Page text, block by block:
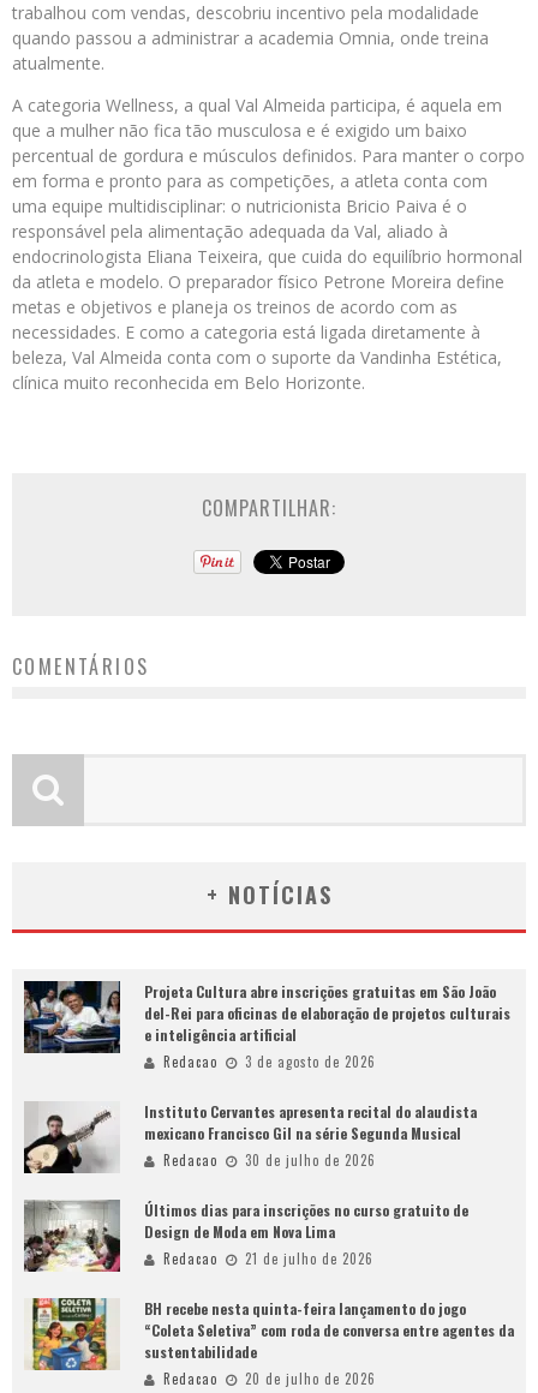
trabalhou com vendas, descobriu incentivo pela modalidade
quando passou a administrar a academia Omnia, onde treina
atualmente.
A categoria Wellness, a qual Val Almeida participa, é aquela em
que a mulher não fica tão musculosa e é exigido um baixo
percentual de gordura e músculos definidos. Para manter o corpo
em forma e pronto para as competições, a atleta conta com
uma equipe multidisciplinar: o nutricionista Bricio Paiva é o
responsável pela alimentação adequada da Val, aliado à
endocrinologista Eliana Teixeira, que cuida do equilíbrio hormonal
da atleta e modelo. O preparador físico Petrone Moreira define
metas e objetivos e planeja os treinos de acordo com as
necessidades. E como a categoria está ligada diretamente à
beleza, Val Almeida conta com o suporte da Vandinha Estética,
clínica muito reconhecida em Belo Horizonte.
COMPARTILHAR:
COMENTÁRIOS
+ NOTÍCIAS
Projeta Cultura abre inscrições gratuitas em São João
del-Rei para oficinas de elaboração de projetos culturais
e inteligência artificial
Redacao 3 de agosto de 2026
Instituto Cervantes apresenta recital do alaudista
mexicano Francisco Gil na série Segunda Musical
Redacao 30 de julho de 2026
Últimos dias para inscrições no curso gratuito de
Design de Moda em Nova Lima
Redacao 21 de julho de 2026
BH recebe nesta quinta-feira lançamento do jogo
“Coleta Seletiva” com roda de conversa entre agentes da
sustentabilidade
Redacao 20 de julho de 2026